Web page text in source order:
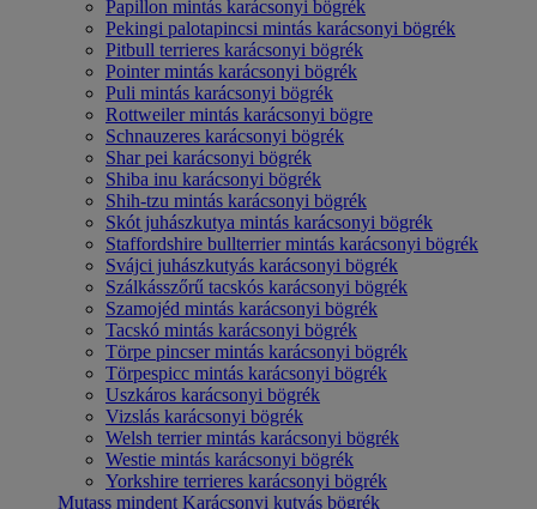
Papillon mintás karácsonyi bögrék
Pekingi palotapincsi mintás karácsonyi bögrék
Pitbull terrieres karácsonyi bögrék
Pointer mintás karácsonyi bögrék
Puli mintás karácsonyi bögrék
Rottweiler mintás karácsonyi bögre
Schnauzeres karácsonyi bögrék
Shar pei karácsonyi bögrék
Shiba inu karácsonyi bögrék
Shih-tzu mintás karácsonyi bögrék
Skót juhászkutya mintás karácsonyi bögrék
Staffordshire bullterrier mintás karácsonyi bögrék
Svájci juhászkutyás karácsonyi bögrék
Szálkásszőrű tacskós karácsonyi bögrék
Szamojéd mintás karácsonyi bögrék
Tacskó mintás karácsonyi bögrék
Törpe pincser mintás karácsonyi bögrék
Törpespicc mintás karácsonyi bögrék
Uszkáros karácsonyi bögrék
Vizslás karácsonyi bögrék
Welsh terrier mintás karácsonyi bögrék
Westie mintás karácsonyi bögrék
Yorkshire terrieres karácsonyi bögrék
Mutass mindent Karácsonyi kutyás bögrék